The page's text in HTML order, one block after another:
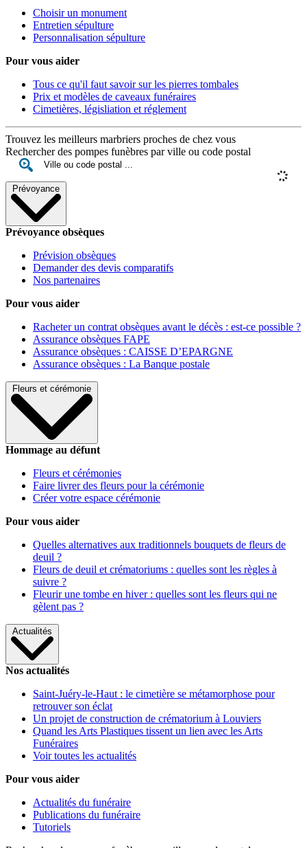
Choisir un monument
Entretien sépulture
Personnalisation sépulture
Pour vous aider
Tous ce qu'il faut savoir sur les pierres tombales
Prix et modèles de caveaux funéraires
Cimetières, législiation et réglement
Trouvez les meilleurs marbriers proches de chez vous
Rechercher des pompes funèbres par ville ou code postal
Prévoyance
Prévoyance obsèques
Prévision obsèques
Demander des devis comparatifs
Nos partenaires
Pour vous aider
Racheter un contrat obsèques avant le décès : est-ce possible ?
Assurance obsèques FAPE
Assurance obsèques : CAISSE D’EPARGNE
Assurance obsèques : La Banque postale
Fleurs et cérémonie
Hommage au défunt
Fleurs et cérémonies
Faire livrer des fleurs pour la cérémonie
Créer votre espace cérémonie
Pour vous aider
Quelles alternatives aux traditionnels bouquets de fleurs de
deuil ?
Fleurs de deuil et crématoriums : quelles sont les règles à
suivre ?
Fleurir une tombe en hiver : quelles sont les fleurs qui ne
gèlent pas ?
Actualités
Nos actualités
Saint-Juéry-le-Haut : le cimetière se métamorphose pour
retrouver son éclat
Un projet de construction de crématorium à Louviers
Quand les Arts Plastiques tissent un lien avec les Arts
Funéraires
Voir toutes les actualités
Pour vous aider
Actualités du funéraire
Publications du funéraire
Tutoriels